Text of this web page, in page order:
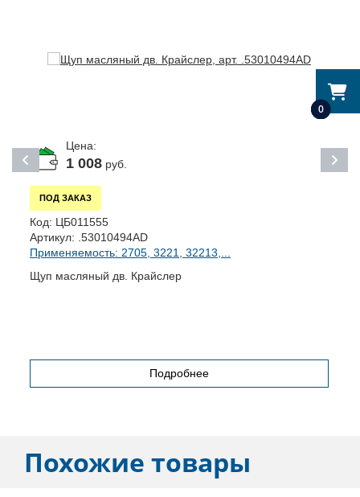
0
Цена:
1 008руб.
ПОД ЗАКАЗ
Код: ЦБ011555
Артикул: .53010494AD
Применяемость: 2705, 3221, 32213,...
Щуп масляный дв. Крайслер
Подробнее
Похожие товары